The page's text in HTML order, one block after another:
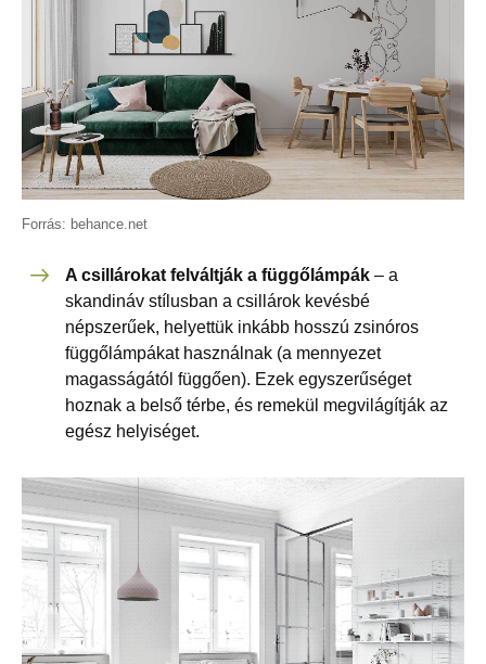
Forrás: behance.net
A csillárokat felváltják a függőlámpák – a
skandináv stílusban a csillárok kevésbé
népszerűek, helyettük inkább hosszú zsinóros
függőlámpákat használnak (a mennyezet
magasságától függően). Ezek egyszerűséget
hoznak a belső térbe, és remekül megvilágítják az
egész helyiséget.